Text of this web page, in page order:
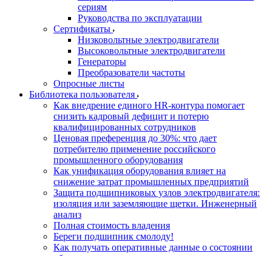
сериям
Руководства по эксплуатации
Сертификаты
Низковольтные электродвигатели
Высоковольтные электродвигатели
Генераторы
Преобразователи частоты
Опросные листы
Библиотека пользователя
Как внедрение единого HR-контура помогает
снизить кадровый дефицит и потерю
квалифицированных сотрудников
Ценовая преференция до 30%: что дает
потребителю применение российского
промышленного оборудования
Как унификация оборудования влияет на
снижение затрат промышленных предприятий
Защита подшипниковых узлов электродвигателя:
изоляция или заземляющие щетки. Инженерный
анализ
Полная стоимость владения
Береги подшипник смолоду!
Как получать оперативные данные о состоянии